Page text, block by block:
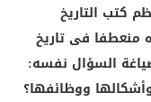
كتب التاريخ
حيث شكل صدوره منعطفا فى تاريخ
السؤال نفسه:
ووظائفها؟